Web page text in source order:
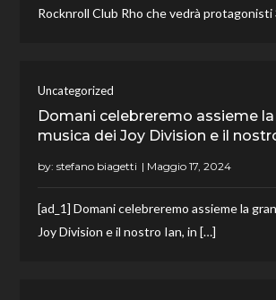
Rocknroll Club Rho che vedrà protagonisti
Uncategorized
Domani celebreremo assieme
musica dei Joy Division e il
by:stefano biagetti
[ad_1] Domani celebreremo assieme la
Joy Division e il nostro Ian, in […]